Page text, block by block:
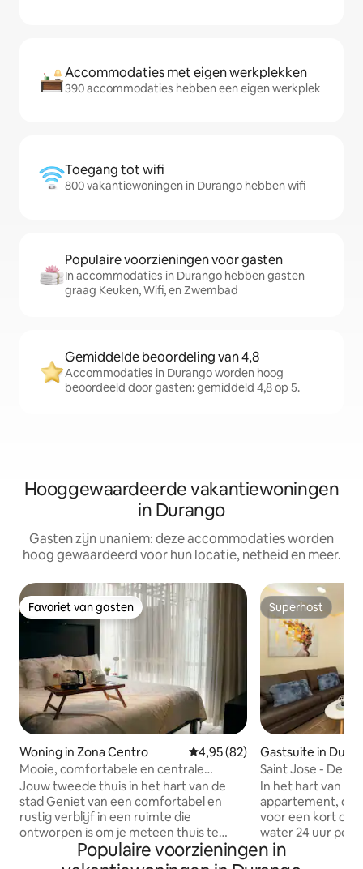
Accommodaties met eigen werkplekken
390 accommodaties hebben een eigen werkplek
Toegang tot wifi
800 vakantiewoningen in Durango hebben wifi
Populaire voorzieningen voor gasten
In accommodaties in Durango hebben gasten
graag Keuken, Wifi, en Zwembad
Gemiddelde beoordeling van 4,8
Accommodaties in Durango worden hoog
beoordeeld door gasten: gemiddeld 4,8 op 5.
Hooggewaardeerde vakantiewoningen
in Durango
Gasten zijn unaniem: deze accommodaties worden
hoog gewaardeerd voor hun locatie, netheid en meer.
Favoriet van gasten
Favoriet van gasten
Woning in Zona Centro Gemiddelde beoordeling van
4,95 (82)
Mooie, comfortabele en centrale
airconditioning
Jouw tweede thuis in het hart van de
stad Geniet van een comfortabel en
rustig verblijf in een ruimte die
ontworpen is om je meteen thuis te
laten voelen Gelegen op slechts een
paar straten van de kathedraal, in het
Superhost
Superhost
Gastsuite in
Saint Jose -
Dgo.
In het hart van
appartement, dat
voor een kort of
water 24 uur per
kingsize bed met
Populaire voorzieningen in